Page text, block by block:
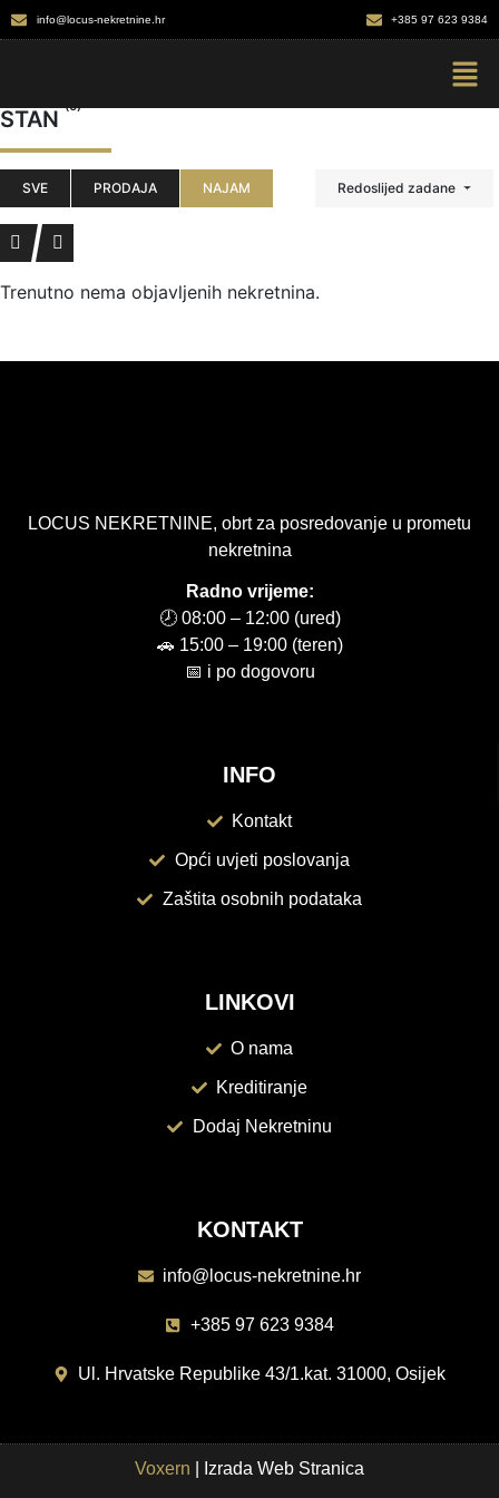
info@locus-nekretnine.hr +385 97 623 9384
STAN (0)
SVE PRODAJA NAJAM Redoslijed zadane
Trenutno nema objavljenih nekretnina.
LOCUS NEKRETNINE, obrt za posredovanje u prometu
nekretnina
Radno vrijeme:
🕗 08:00 – 12:00 (ured)
🚗 15:00 – 19:00 (teren)
📅 i po dogovoru
INFO
Kontakt
Opći uvjeti poslovanja
Zaštita osobnih podataka
LINKOVI
O nama
Kreditiranje
Dodaj Nekretninu
KONTAKT
info@locus-nekretnine.hr
+385 97 623 9384
Ul. Hrvatske Republike 43/1.kat. 31000, Osijek
Voxern | Izrada Web Stranica